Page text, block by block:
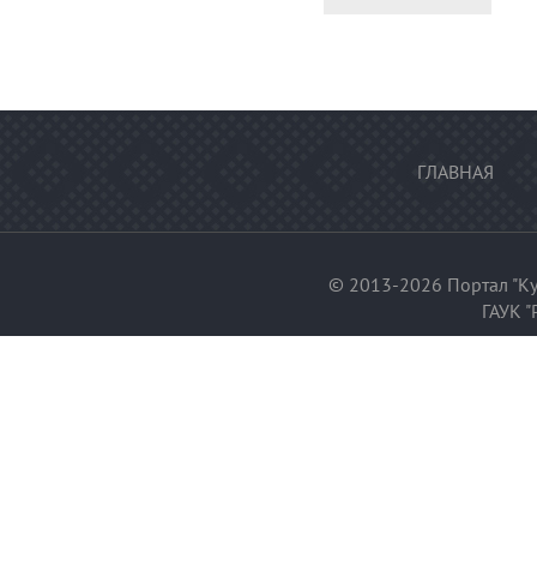
ГЛАВНАЯ
© 2013-2026 Портал
ГАУК